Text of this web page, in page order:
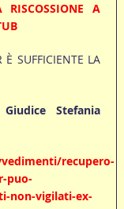
RISCOSSIONE A
È SUFFICIENTE LA
Stefania
recupero-
puo-
non-vigilati-ex-